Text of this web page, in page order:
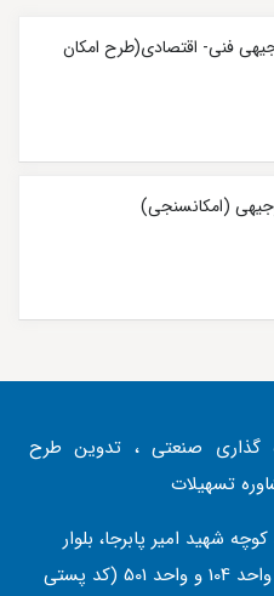
فنی- اقتصادی(طرح امکان
(امکانسنجی)
گذاری صنعتی ، تدوین طرح
تسهیلات
شهید امیر پابرجا، بلوار
آینه، گل یخ غربی پلاک 1، طبقه 1 واحد 104 و واحد 501 (کد پستی